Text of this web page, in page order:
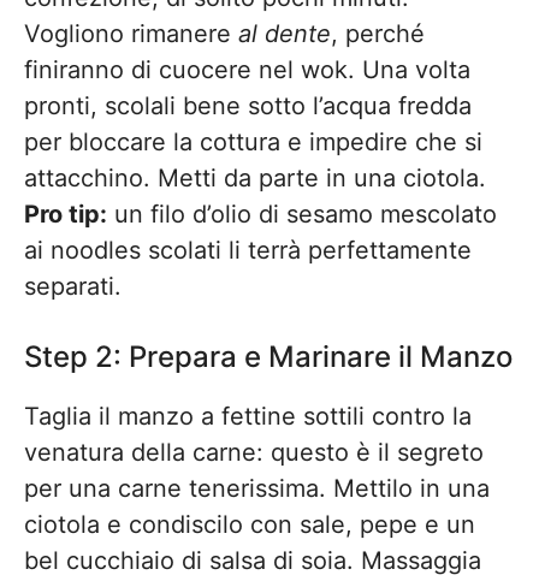
Vogliono rimanere al dente, perché
finiranno di cuocere nel wok. Una volta
pronti, scolali bene sotto l’acqua fredda
per bloccare la cottura e impedire che si
attacchino. Metti da parte in una ciotola.
Pro tip: un filo d’olio di sesamo mescolato
ai noodles scolati li terrà perfettamente
separati.
Step 2: Prepara e Marinare il Manzo
Taglia il manzo a fettine sottili contro la
venatura della carne: questo è il segreto
per una carne tenerissima. Mettilo in una
ciotola e condiscilo con sale, pepe e un
bel cucchiaio di salsa di soia. Massaggia